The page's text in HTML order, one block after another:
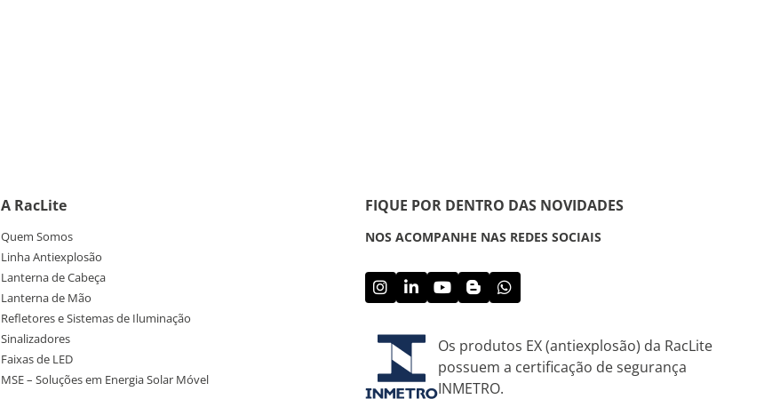
A RacLite
Quem Somos
Linha Antiexplosão
Lanterna de Cabeça
Lanterna de Mão
Refletores e Sistemas de Iluminação
Sinalizadores
Faixas de LED
MSE – Soluções em Energia Solar Móvel
FIQUE POR DENTRO DAS NOVIDADES
NOS ACOMPANHE NAS REDES SOCIAIS
Os produtos EX (antiexplosão) da RacLite
possuem a certificação de segurança
INMETRO.